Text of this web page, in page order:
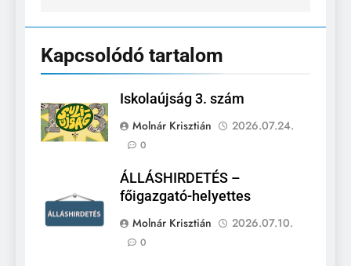
Kapcsolódó tartalom
Iskolaújság 3. szám
Molnár Krisztián
2026.07.24.
0
ÁLLÁSHIRDETÉS –
főigazgató-helyettes
Molnár Krisztián
2026.07.10.
0